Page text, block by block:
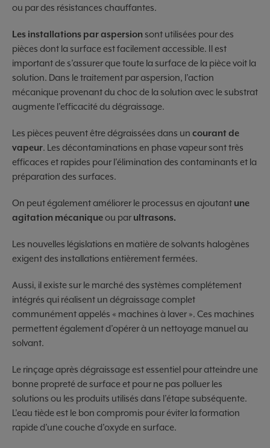
ou par des résistances chauffantes.
Les installations par aspersion sont utilisées pour des
pièces dont la surface est facilement accessible. Il est
important de s’assurer que toute la surface de la pièce voit la
solution. Dans le traitement par aspersion, l’action
mécanique provenant du choc de la solution avec le substrat
augmente l’efficacité du dégraissage.
Les pièces peuvent être dégraissées dans un courant de
vapeur. Les décontaminations en phase vapeur sont très
efficaces et rapides pour l’élimination des contaminants et la
préparation des surfaces.
On peut également améliorer le processus en ajoutant une
agitation mécaniqueou par ultrasons.
Les nouvelles législations en matière de solvants halogènes
exigent des installations entièrement fermées.
Aussi, il existe sur le marché des systèmes complétement
intégrés qui réalisent un dégraissage complet
communément appelés « machines à laver ». Ces machines
permettent également d’opérer à un nettoyage manuel au
solvant.
Le rinçage après dégraissage est essentiel pour atteindre une
bonne propreté de surface et pour ne pas polluer les
solutions ou les produits utilisés dans l’étape subséquente.
L’eau tiède est le bon compromis pour éviter la formation
rapide d’une couche d’oxyde en surface.